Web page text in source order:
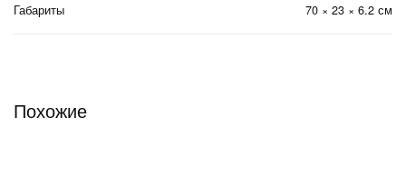
Габариты 70 × 23 × 6.2 см
Похожие